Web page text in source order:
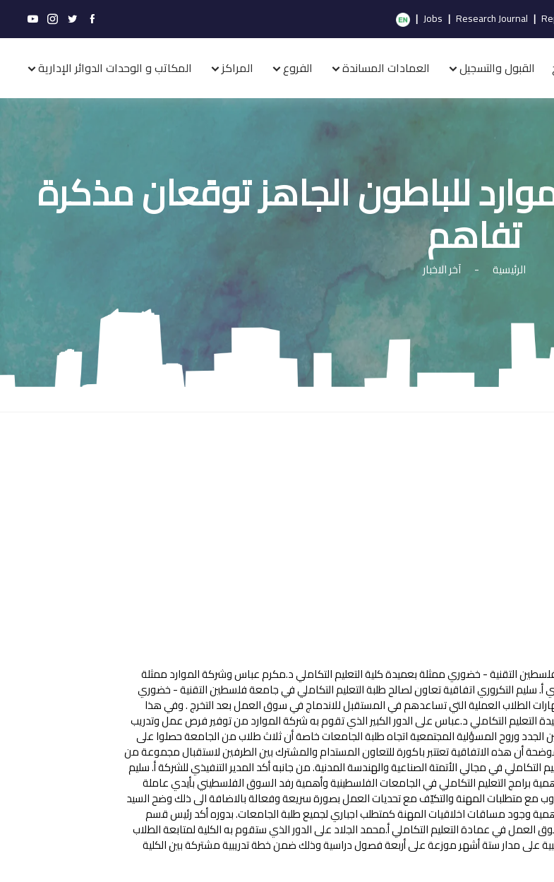
|
Research Journal
|
Jobs
|
القبول والتسجيل العمادات المساندة الفروع المراكز المكاتب و الوحدات الدوائر الإدارية
للباطون الجاهز توقعان مذكرة
تفاهم
الرئيسية - آخر الاخبار
التقنية - خضوري ممثلة بعميدة كلية التعليم التكاملي د.مكرم عباس وشركة الموارد ممثلة
أ. سليم التكروري اتفاقية تعاون لصالح طلبة التعليم التكاملي في جامعة فلسطين التقنية - خضوري
الطلاب العملية التي تساعدهم في المستقبل للاندماج في سوق العمل بعد التخرج . وفي هذا
التعليم التكاملي د.عباس على الدور الكبير الذي تقوم به شركة الموارد من توفير فرص عمل وتدريب
الجدد وروح المسؤلية المجتمعية اتجاه طلبة الجامعات خاصة أن ثلاث طلاب من الجامعة حصلوا على
أن هذه الاتفاقية تعتتبر باكورة للتعاون المستدام والمشترك بين الطرفين لاستقبال مجموعة من
التكاملي في مجالي الأتمتة الصناعية والهندسة المدنية. من جانبه أكد المدير التنفيذي للشركة أ. سليم
برامج التعليم التكاملي في الجامعات الفلسطينية وأهمية رفد السوق الفلسطيني بأيدي عاملة
مع متطلبات المهنة والتكيّف مع تحديات العمل بصورة سريعة وفعالة بالاضافة الى ذلك وضح السيد
وجود مساقات اخلاقيات المهنة كمتطلب اجباري لجميع طلبة الجامعات. بدوره أكد رئيس قسم
العمل في عمادة التعليم التكاملي أ.محمد الجلاد على الدور الذي ستقوم به الكلية لمتابعة الطلاب
على مدار ستة أشهر موزعة على أربعة فصول دراسية وذلك ضمن خطة تدريبية مشتركة بين الكلية